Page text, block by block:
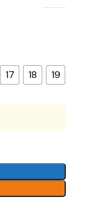
17 18 19